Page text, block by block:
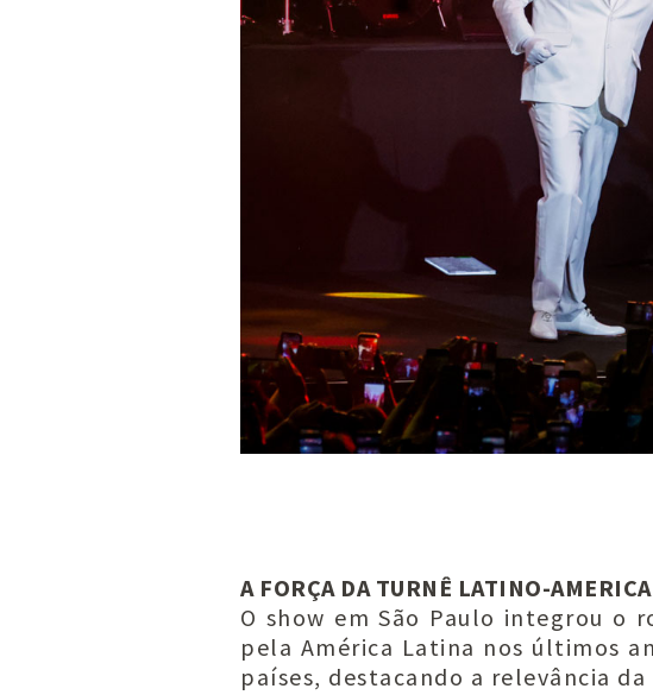
A FORÇA DA TURNÊ LATINO-
O show em São Paulo integrou o
pela América Latina nos últimos
países, destacando a relevância